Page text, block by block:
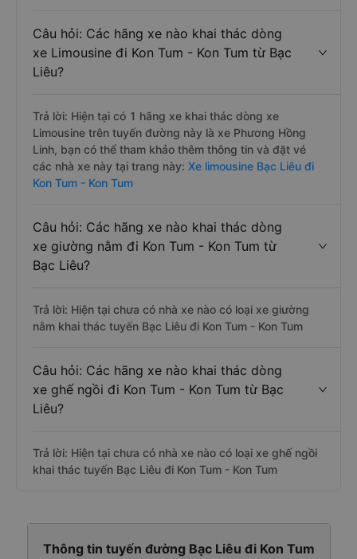
Câu hỏi: Các hãng xe nào khai thác dòng
xe Limousine đi Kon Tum - Kon Tum từ Bạc
Liêu?
Trả lời: Hiện tại có 1 hãng xe khai thác dòng xe
Limousine trên tuyến đường này là xe Phương Hồng
Linh, bạn có thể tham khảo thêm thông tin và đặt vé
các nhà xe này tại trang này: Xe limousine Bạc Liêu đi
Kon Tum - Kon Tum
Câu hỏi: Các hãng xe nào khai thác dòng
xe giường nằm đi Kon Tum - Kon Tum từ
Bạc Liêu?
Trả lời: Hiện tại chưa có nhà xe nào có loại xe giường
nằm khai thác tuyến Bạc Liêu đi Kon Tum - Kon Tum
Câu hỏi: Các hãng xe nào khai thác dòng
xe ghế ngồi đi Kon Tum - Kon Tum từ Bạc
Liêu?
Trả lời: Hiện tại chưa có nhà xe nào có loại xe ghế ngồi
khai thác tuyến Bạc Liêu đi Kon Tum - Kon Tum
Thông tin tuyến đường Bạc Liêu đi Kon Tum